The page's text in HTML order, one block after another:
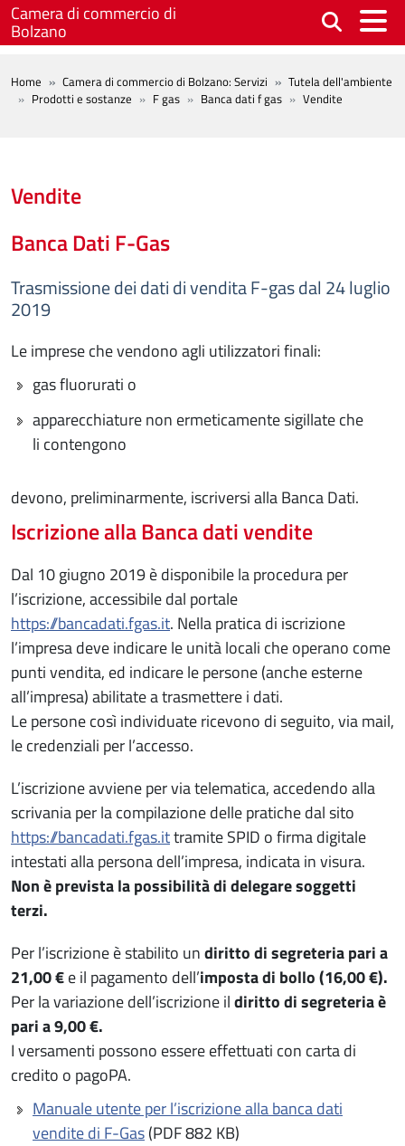
Salta al contenuto principale
Camera di commercio di
Bolzano
BREADCRUMB
Home Camera di commercio di Bolzano: Servizi
Tutela dell'ambiente
Prodotti e sostanze
F gas Banca dati f gas Vendite
Vendite
Banca Dati F-Gas
Trasmissione dei dati di vendita F-gas dal 24 luglio
2019
Le imprese che vendono agli utilizzatori finali:
gas fluorurati o
apparecchiature non ermeticamente sigillate che
li contengono
devono, preliminarmente, iscriversi alla Banca Dati.
Iscrizione alla Banca dati vendite
Dal 10 giugno 2019 è disponibile la procedura per
l’iscrizione, accessibile dal portale
https://bancadati.fgas.it. Nella pratica di iscrizione
l’impresa deve indicare le unità locali che operano come
punti vendita, ed indicare le persone (anche esterne
all’impresa) abilitate a trasmettere i dati.
Le persone così individuate ricevono di seguito, via mail,
le credenziali per l’accesso.
L’iscrizione avviene per via telematica, accedendo alla
scrivania per la compilazione delle pratiche dal sito
https://bancadati.fgas.ittramite SPID o firma digitale
intestati alla persona dell’impresa, indicata in visura.
Non è prevista la possibilità di delegare soggetti
terzi.
Per l’iscrizione è stabilito undiritto di segreteria pari a
21,00 €e il pagamento dell’imposta di bollo (16,00 €).
Per la variazione dell’iscrizione ildiritto di segreteria è
pari a 9,00 €.
I versamenti possono essere effettuati con carta di
credito o pagoPA.
Manuale utente per l’iscrizione alla banca dati
vendite di F-Gas(PDF 882 KB)